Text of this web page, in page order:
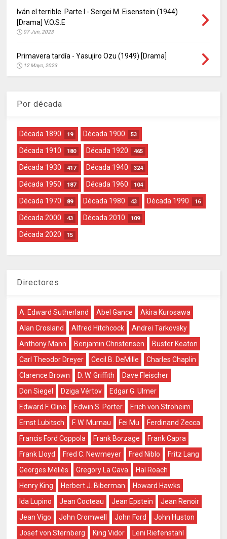
Iván el terrible. Parte I - Sergei M. Eisenstein (1944)
[Drama] V.O.S.E
07 Jun, 2023
Primavera tardía - Yasujiro Ozu (1949) [Drama]
12 Mayo, 2023
Por década
Década 1890 19 Década 1900 53
Década 1910 180 Década 1920 465
Década 1930 417 Década 1940 324
Década 1950 187 Década 1960 104
Década 1970 89 Década 1980 43 Década 1990 16
Década 2000 43 Década 2010 109
Década 2020 15
Directores
A. Edward Sutherland Abel Gance
Akira Kurosawa
Alan Crosland
Alfred Hitchcock
Andrei Tarkovsky
Anthony Mann
Benjamin Christensen
Buster Keaton
Carl Theodor Dreyer
Cecil B. DeMille
Charles Chaplin
Clarence Brown
D. W. Griffith
Dave Fleischer
Don Siegel
Dziga Vértov
Edgar G. Ulmer
Edward F. Cline
Edwin S. Porter
Erich von Stroheim
Ernst Lubitsch
F. W. Murnau Fei Mu
Ferdinand Zecca
Francis Ford Coppola
Frank Borzage
Frank Capra
Frank Lloyd
Fred C. Newmeyer Fred Niblo
Fritz Lang
Georges Méliès
Gregory La Cava
Hal Roach
Henry King
Herbert J. Biberman
Howard Hawks
Ida Lupino
Jean Cocteau Jean Epstein
Jean Renoir
Jean Vigo
John Cromwell John Ford
John Huston
Josef von Sternberg
King Vidor
Leni Riefenstahl